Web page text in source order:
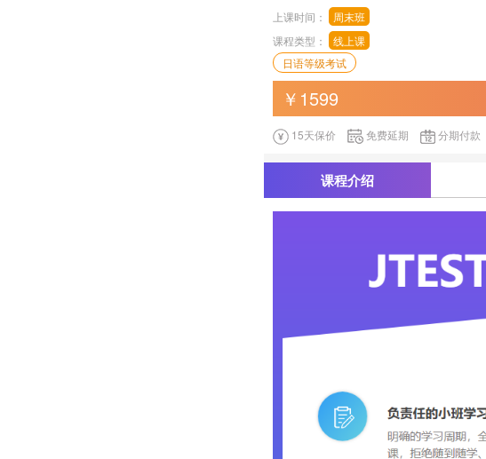
上课时间：
周末班
课程类型：
线上课
日语等级考试
￥1599
15天保价 免费延期 分期付款
课程介绍